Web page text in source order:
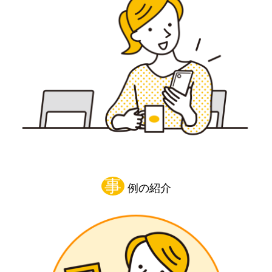
事 例の紹介